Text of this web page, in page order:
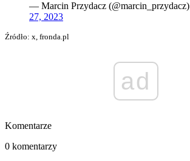
— Marcin Przydacz (@marcin_przydacz)
27, 2023
Źródło: x, fronda.pl
ad
Komentarze
0 komentarzy